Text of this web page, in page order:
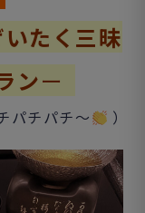
たく三昧
ンー
パチパチ～ ）